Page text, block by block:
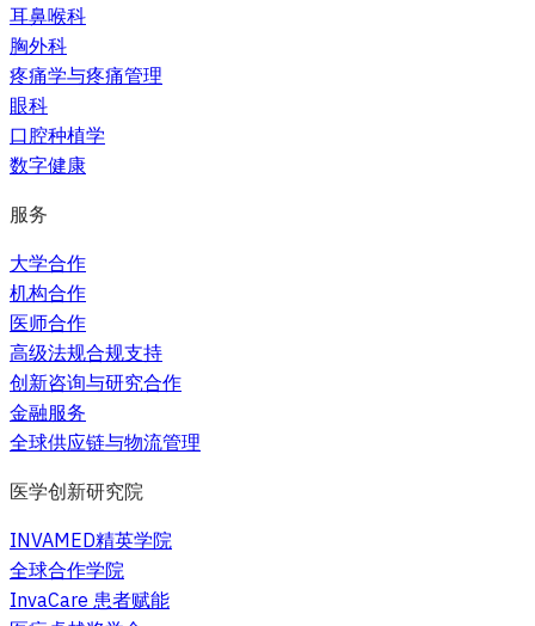
耳鼻喉科
胸外科
疼痛学与疼痛管理
眼科
口腔种植学
数字健康
服务
大学合作
机构合作
医师合作
高级法规合规支持
创新咨询与研究合作
金融服务
全球供应链与物流管理
医学创新研究院
INVAMED精英学院
全球合作学院
InvaCare 患者赋能